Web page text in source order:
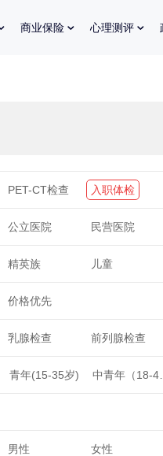
商业保险 心理测评
PET-CT检查 入职体检
公立医院 民营医院
精英族 儿童
价格优先
乳腺检查 前列腺检查
青年(15-35岁)
男性 女性